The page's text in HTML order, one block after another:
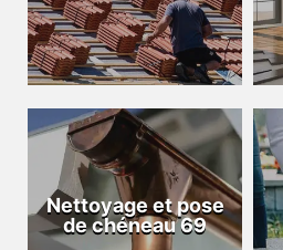
Nettoyage et pose
de chéneau 69